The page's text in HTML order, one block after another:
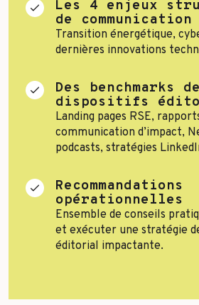
Toutes les success stories
Les 4 enjeux
de communication
Transition énergétique,
dernières innovations
Des benchmarks de
dispositifs
Landing pages RSE,
communication d’impact,
podcasts, stratégies
Recommandations
opérationnelles
Ensemble de conseils
et exécuter une stratégie
éditorial impactante.